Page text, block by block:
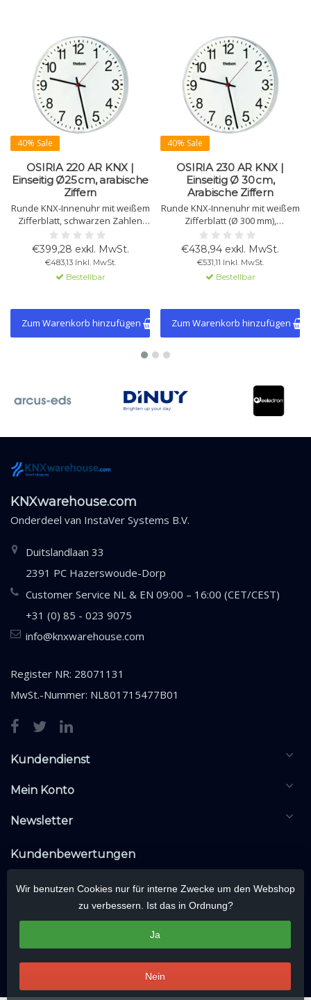
40% Sale
OSIRIA 220 AR KNX |
Einseitig Ø25 cm, arabische
Ziffern
Runde KNX-Innenuhr mit weißem
Zifferblatt, schwarzen Zahlen
und Zeigern, rotem
Sekundenzeiger. Ø 250 mm.
Schlagfestes Gehäuse und
Plexiglas.
€399,28 exkl. MwSt.
€483,13 Inkl. MwSt.
Bestellbar
Zum Warenkorb hinzufügen
40% Sale
OSIRIA 230 AR KNX |
Einseitig Ø 30 cm,
Arabische Ziffern
Runde KNX-Innenuhr mit weißem
Zifferblatt (Ø 300 mm),
schwarzen Zahlen, schwarzen
Stunden- und Minutenzeigern
sowie rotem Sekundenzeiger.
Stoßfestes Kunststoffgehäuse
mit mattem Plexiglas.
€438,94 exkl. MwSt.
€531,11 Inkl. MwSt.
Bestellbar
Zum Warenkorb hinzufügen
KNXwarehouse.com
Onderdeel van InstaVer Systems B.V.
Duitslandlaan 33
2391 PC Hazerswoude-Dorp
Customer Service NL & EN 09:00 – 16:00 (CET/CEST)
+31 (0) 85 - 023 9075
info@knxwarehouse.com
Register NR: 28071131
MwSt.-Nummer: NL801715477B01
Kundendienst
Mein Konto
Newsletter
Kundenbewertungen
Wir benutzen Cookies nur für interne Zwecke um den Webshop
zu verbessern. Ist das in Ordnung?
Ja
Nein